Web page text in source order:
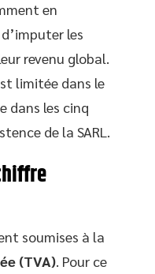
en
les
revenu global.
limitée dans le
dans les cinq
de la SARL.
soumises à la
(TVA) . Pour ce